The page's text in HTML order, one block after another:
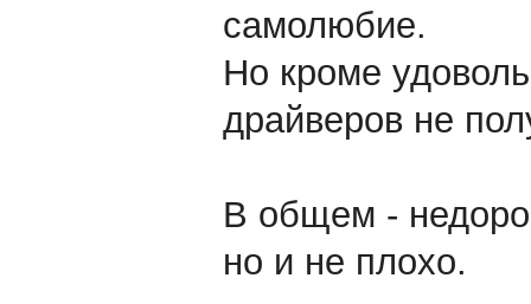
самолюбие.
Но кроме
драйверов не
В общем -
но и не плохо.